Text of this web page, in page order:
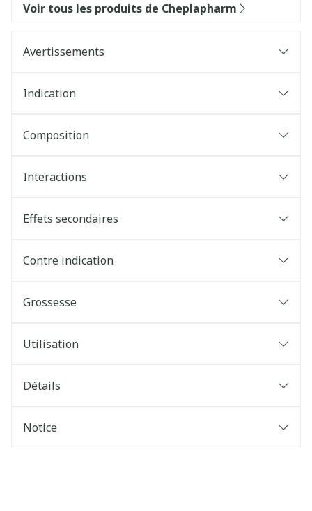
Voir tous les produits de Cheplapharm
Avertissements
Indication
Composition
Interactions
Effets secondaires
Contre indication
Grossesse
Utilisation
Détails
Notice